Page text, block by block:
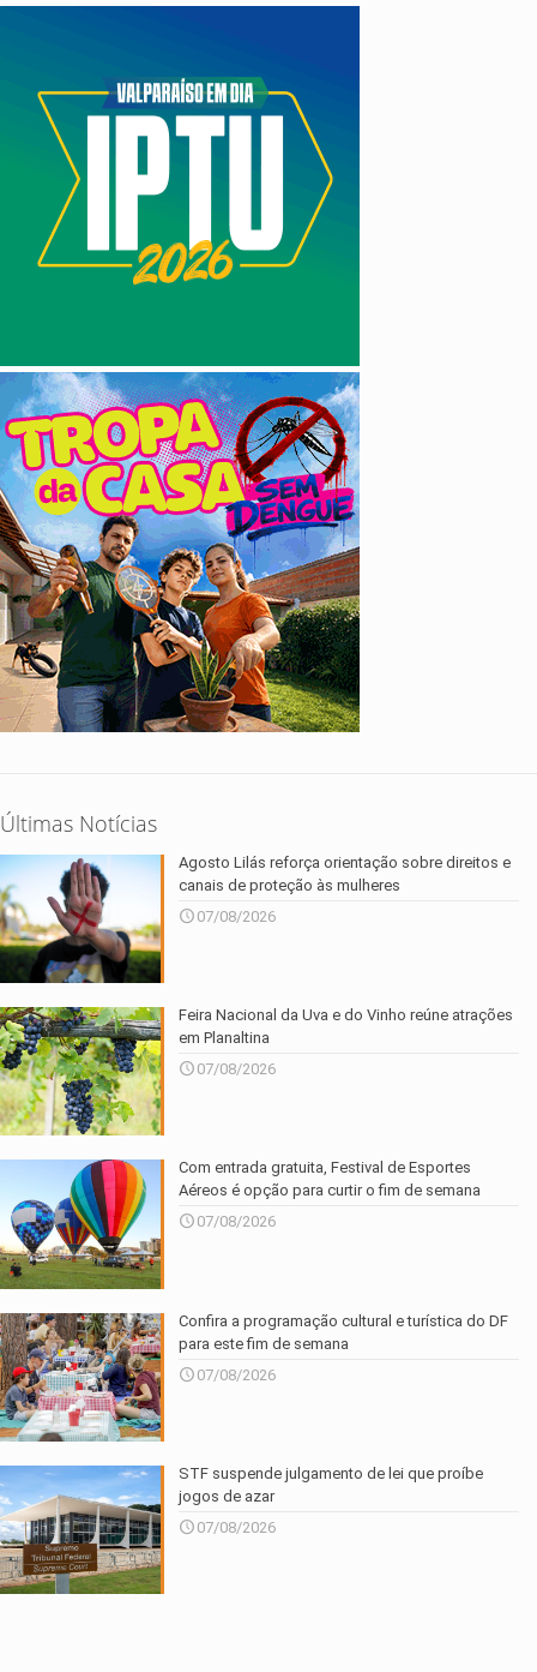
Últimas Notícias
Agosto Lilás reforça orientação sobre direitos e
canais de proteção às mulheres
07/08/2026
Feira Nacional da Uva e do Vinho reúne atrações
em Planaltina
07/08/2026
Com entrada gratuita, Festival de Esportes
Aéreos é opção para curtir o fim de semana
07/08/2026
Confira a programação cultural e turística do DF
para este fim de semana
07/08/2026
STF suspende julgamento de lei que proíbe
jogos de azar
07/08/2026